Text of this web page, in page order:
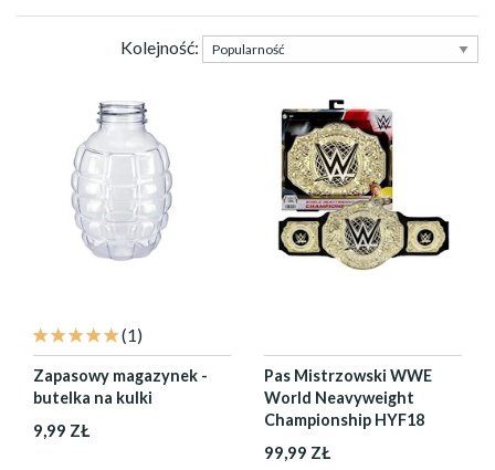
Kolejność:
(1)
Zapasowy magazynek -
butelka na kulki
9,99 ZŁ
Pas Mistrzowski WWE
World Neavyweight
Championship HYF18
99,99 ZŁ